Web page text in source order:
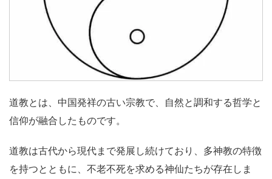
道教とは、中国発祥の古い宗教で、自然と調和する哲学と
信仰が融合したものです。
道教は古代から現代まで発展し続けており、多神教の特徴
を持つとともに、不老不死を求める神仙たちが存在しま